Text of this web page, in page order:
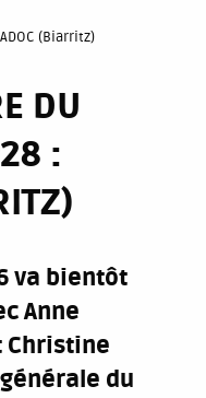
(Biarritz)
DU
:
va bientôt
Anne
Christine
du